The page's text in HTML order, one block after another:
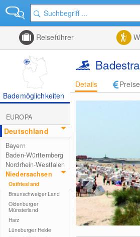
Reiseführer
Details
Bademöglichkeiten
EUROPA
Deutschland
Bayern
Baden-Württemberg
Nordrhein-Westfalen
Niedersachsen
Ostfriesland
Braunschweiger Land
Oldenburger
Münsterland
Harz
Lüneburger Heide